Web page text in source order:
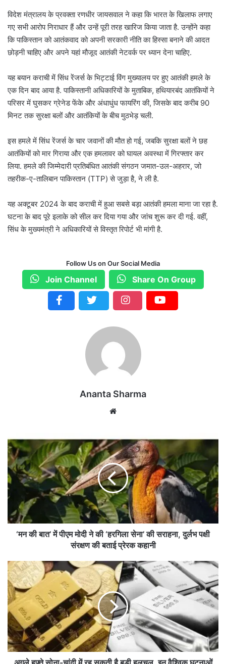
विदेश मंत्रालय के प्रवक्ता रणधीर जायसवाल ने कहा कि भारत के खिलाफ लगाए
गए सभी आरोप निराधार हैं और उन्हें पूरी तरह खारिज किया जाता है. उन्होंने कहा
कि पाकिस्तान को आतंकवाद को अपनी सरकारी नीति का हिस्सा बनाने की आदत
छोड़नी चाहिए और अपने यहां मौजूद आतंकी नेटवर्क पर ध्यान देना चाहिए.
यह बयान कराची में सिंध रेंजर्स के भिट्टाई विंग मुख्यालय पर हुए आतंकी हमले के
एक दिन बाद आया है. पाकिस्तानी अधिकारियों के मुताबिक, हथियारबंद आतंकियों ने
परिसर में घुसकर ग्रेनेड फेंके और अंधाधुंध फायरिंग की, जिसके बाद करीब 90
मिनट तक सुरक्षा बलों और आतंकियों के बीच मुठभेड़ चली.
इस हमले में सिंध रेंजर्स के चार जवानों की मौत हो गई, जबकि सुरक्षा बलों ने छह
आतंकियों को मार गिराया और एक हमलावर को घायल अवस्था में गिरफ्तार कर
लिया. हमले की जिम्मेदारी प्रतिबंधित आतंकी संगठन जमात-उल-अहरार, जो
तहरीक-ए-तालिबान पाकिस्तान (TTP) से जुड़ा है, ने ली है.
यह अक्टूबर 2024 के बाद कराची में हुआ सबसे बड़ा आतंकी हमला माना जा रहा है.
घटना के बाद पूरे इलाके को सील कर दिया गया और जांच शुरू कर दी गई. वहीं,
सिंध के मुख्यमंत्री ने अधिकारियों से विस्तृत रिपोर्ट भी मांगी है.
Follow Us on Our Social Media
Join Channel Share On Group
Ananta Sharma
‘
म
न
की
बा
त
’
पी
दी
ने
की
‘
ह
र
गि
ला
से
‘मन की बात’ में पीएम मोदी ने की ‘हरगिला सेना’ की सराहना, दुर्लभ पक्षी
संरक्षण की बताई प्रेरक कहानी
अ
ग
ले
ह
फ्ते
सो
ना
-
चां